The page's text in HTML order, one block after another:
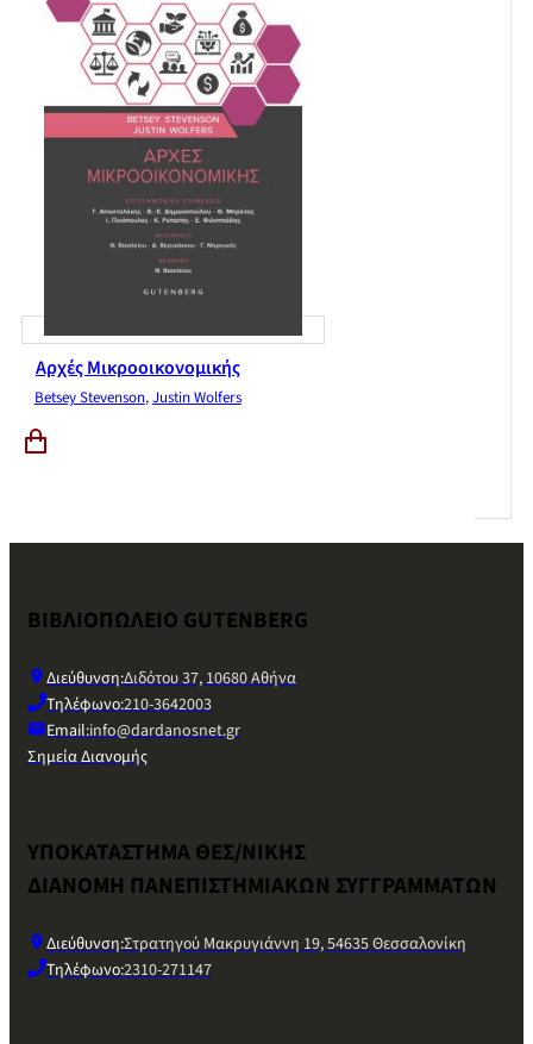
Αρχές Μικροοικονομικής
Betsey Stevenson,Justin Wolfers
ΒΙΒΛΙΟΠΩΛΕΙΟ GUTENBERG
Διεύθυνση:Διδότου 37, 10680 Αθήνα
Τηλέφωνο:210-3642003
Email:info@dardanosnet.gr
Σημεία Διανομής
ΥΠΟΚΑΤΑΣΤΗΜΑ ΘΕΣ/ΝΙΚΗΣ
ΔΙΑΝΟΜΗ ΠΑΝΕΠΙΣΤΗΜΙΑΚΩΝ ΣΥΓΓΡΑΜΜΑΤΩΝ
Διεύθυνση:Στρατηγού Μακρυγιάννη 19, 54635 Θεσσαλονίκη
Τηλέφωνο:2310-271147